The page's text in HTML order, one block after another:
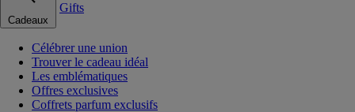
Cadeaux
Gifts
Célébrer une union
Trouver le cadeau idéal
Les emblématiques
Offres exclusives
Coffrets parfum exclusifs